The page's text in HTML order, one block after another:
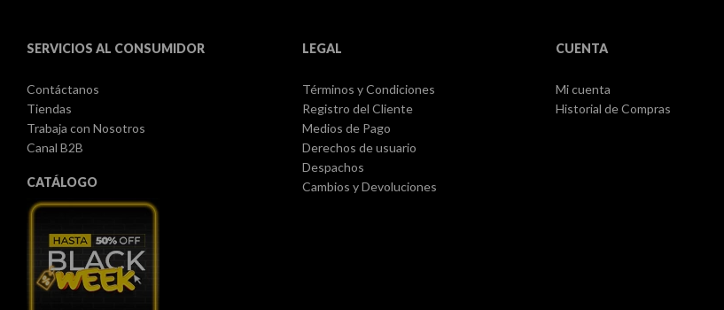
SERVICIOS AL CONSUMIDOR
Contáctanos
Tiendas
Trabaja con Nosotros
Canal B2B
CATÁLOGO
LEGAL
Términos y Condiciones
Registro del Cliente
Medios de Pago
Derechos de usuario
Despachos
Cambios y Devoluciones
CUENTA
Mi cuenta
Historial de Compras